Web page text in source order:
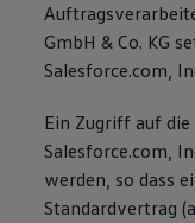
GmbH & Co. KG
Salesforce.com,
Ein Zugriff auf
Salesforce.com,
werden, so dass
Standardvertrag